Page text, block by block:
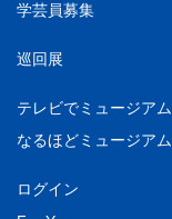
学芸員募集
巡回展
テレビでミュージアム
なるほどミュージアム
ログイン